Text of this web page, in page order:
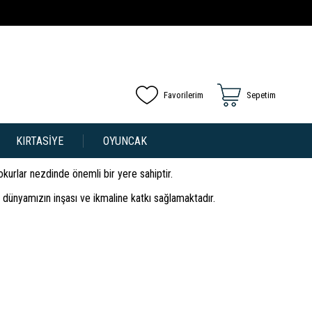
KIRTASİYE OYUNCAK
Sepetim
Favorilerim
okurlar nezdinde önemli bir yere sahiptir.
inşası ve ikmaline katkı sağlamaktadır.